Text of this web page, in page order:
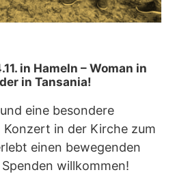
in Hameln – Woman in
in Tansania!
eine besondere
Konzert in der Kirche zum
einen bewegenden
willkommen!